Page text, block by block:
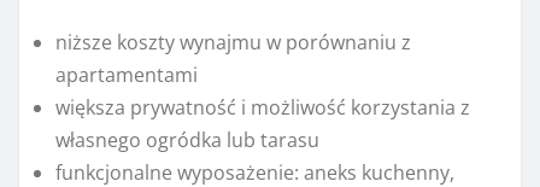
niższe koszty wynajmu w porównaniu z
apartamentami
większa prywatność i możliwość korzystania z
własnego ogródka lub tarasu
funkcjonalne wyposażenie: aneks kuchenny,